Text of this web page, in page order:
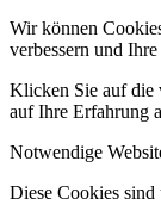
Wir können
verbessern und
Klicken Sie auf die
auf Ihre Erfahrung
Notwendige
Diese Cookies